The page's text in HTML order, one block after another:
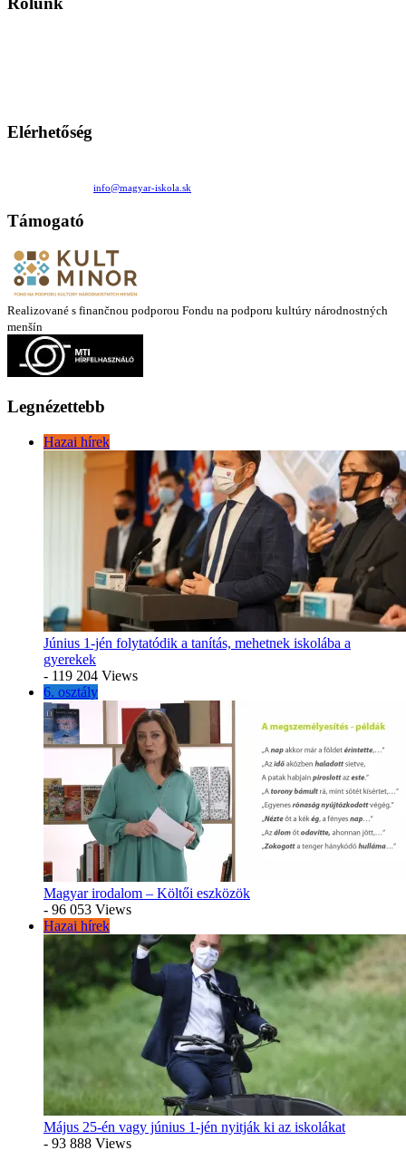
Elérhetőség
info@magyar-iskola.sk
Támogató
Realizované s finančnou podporou Fondu na podporu kultúry národnostných
menšín
Legnézettebb
Hazai hírek
Június 1-jén folytatódik a tanítás, mehetnek iskolába a
gyerekek
- 119 204 Views
6. osztály
Magyar irodalom – Költői eszközök
- 96 053 Views
Hazai hírek
Május 25-én vagy június 1-jén nyitják ki az iskolákat
- 93 888 Views